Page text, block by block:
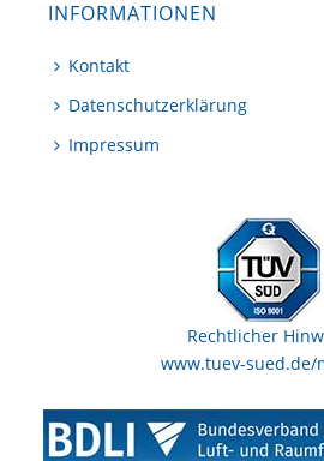
INFORMATIONEN
Kontakt
Datenschutzerklärung
Impressum
Rechtlicher
www.tuev-sued.de/